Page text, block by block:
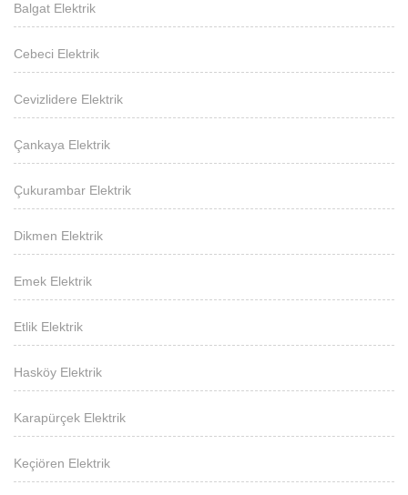
Balgat Elektrik
Cebeci Elektrik
Cevizlidere Elektrik
Çankaya Elektrik
Çukurambar Elektrik
Dikmen Elektrik
Emek Elektrik
Etlik Elektrik
Hasköy Elektrik
Karapürçek Elektrik
Keçiören Elektrik